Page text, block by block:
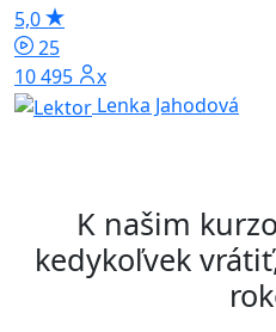
5,0
25
10 495x
Lenka Jahodová
K našim
kedykoľvek